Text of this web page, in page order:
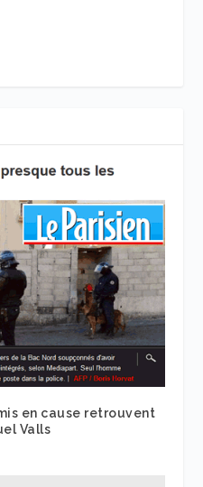
en cause retrouvent
Valls